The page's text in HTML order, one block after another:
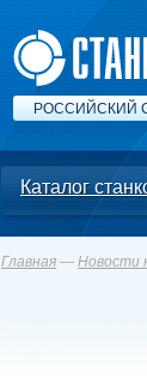
РОССИЙСКИЙ
Каталог
Главная — Новости